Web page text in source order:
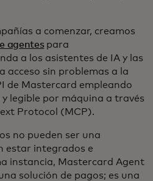
a comenzar, creamos
agentespara
a los asistentes de IA y las
acceso sin problemas a la
de Mastercard empleando
legible por máquina a través
Protocol (MCP).
no pueden ser una
estar integrados e
instancia, Mastercard Agent
solución de pagos; es una